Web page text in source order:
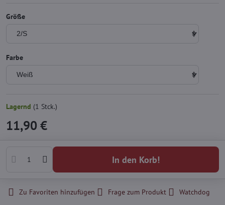
Größe
Farbe
Lagernd (1 Stck.)
11,90 €
In den Korb!
Zu Favoriten hinzufügen Frage zum Produkt
Watchdog